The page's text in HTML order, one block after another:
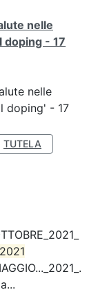
nelle
doping - 17
nelle
doping' - 17
TUTELA
2021